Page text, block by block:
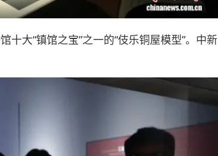
十大“镇馆之宝”之一的“伎乐铜屋模型”。中新